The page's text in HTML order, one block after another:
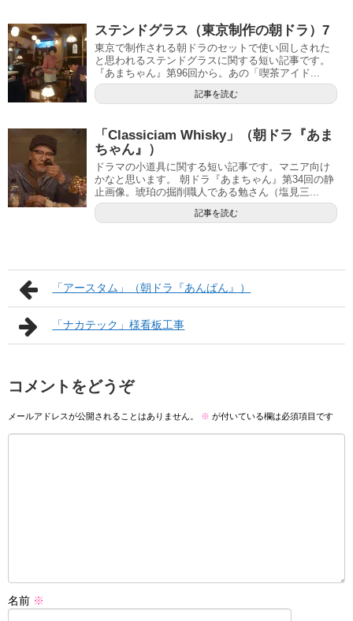
ステンドグラス（東京制作の朝ドラ）7
東京で制作される朝ドラのセットで使い回しされた
と思われるステンドグラスに関する短い記事です。
『あまちゃん』第96回から。あの「喫茶アイド...
記事を読む
「Classiciam Whisky」（朝ドラ『あま
ちゃん』）
ドラマの小道具に関する短い記事です。マニア向け
かなと思います。 朝ドラ『あまちゃん』第34回の静
止画像。琥珀の掘削職人である勉さん（塩見三...
記事を読む
「アースタム」（朝ドラ『あんぱん』）
「ナカテック」様看板工事
コメントをどうぞ
メールアドレスが公開されることはありません。 ※ が付いている欄は必須項目です
名前 ※